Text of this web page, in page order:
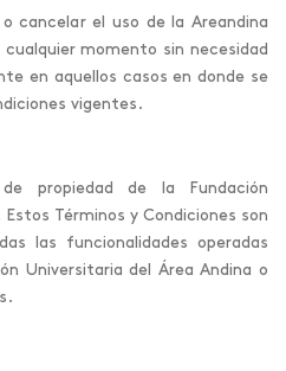
cancelar el uso de la Areandina
cualquier momento sin necesidad
en aquellos casos en donde se
vigentes.
propiedad de la Fundación
Términos y Condiciones son
las funcionalidades operadas
Universitaria del Área Andina o